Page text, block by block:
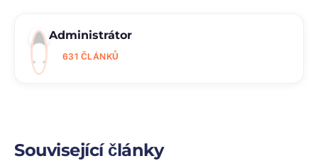
Administrátor
631 ČLÁNKŮ
Související články